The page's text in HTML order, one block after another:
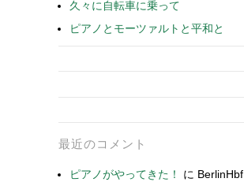
久々に自転車に乗って
ピアノとモーツァルトと平和と
最近のコメント
ピアノがやってきた！ に BerlinHbf